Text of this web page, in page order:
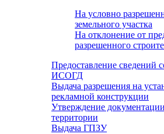
На условно
земельного участка
На отклонение от
разрешенного
Предоставление сведений
ИСОГД
Выдача разрешения на
рекламной конструкции
Утверждение
территории
Выдача ГПЗУ